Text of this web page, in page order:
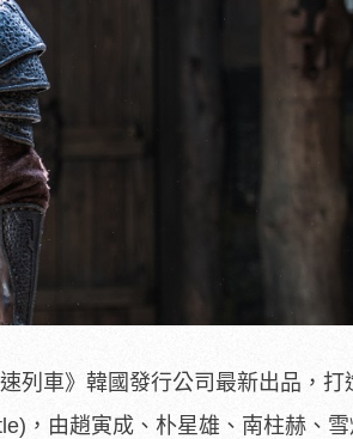
列車》韓國發行公司最新出品，打
，由趙寅成、朴星雄、南柱赫、